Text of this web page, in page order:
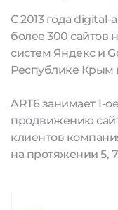
С 2013 года digital-
более 300 сайтов
систем Яндекс и
Республике Крым
ART6 занимает 1-
продвижению
клиентов
на протяжении 5,